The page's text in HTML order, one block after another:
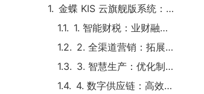
金蝶 KIS 云旗舰版系统：全方位功能助力企业腾飞
1. 智能财税：业财融合的核心动力
2. 全渠道营销：拓展市场的有力武器
3. 智慧生产：优化制造流程的关键
4. 数字供应链：高效协同的保障